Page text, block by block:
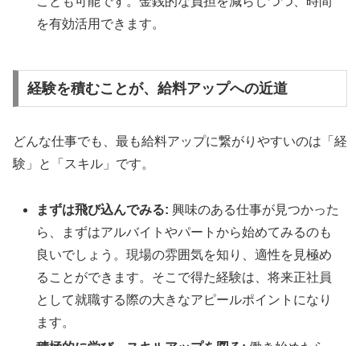
を有効活用できます。
経験を積むことが、給料アップへの近道
どんな仕事でも、最も給料アップに繋がりやすいのは「経
験」と「スキル」です。
まずは飛び込んでみる: 興味のある仕事が見つかった
ら、まずはアルバイトやパートから始めてみるのも
良いでしょう。現場の雰囲気を知り、適性を見極め
ることができます。そこで得た経験は、将来正社員
として就職する際の大きなアピールポイントになり
ます。